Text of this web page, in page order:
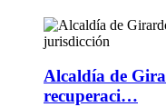
Alcaldía de
recuperaci…